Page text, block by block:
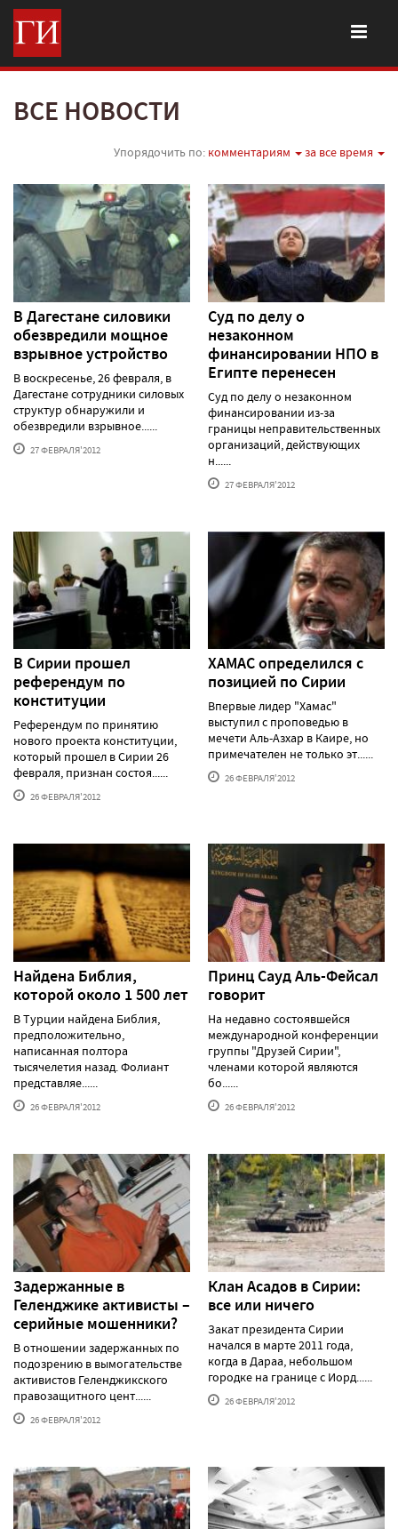
ВСЕ НОВОСТИ
Упорядочить по: комментариям за все время
В Дагестане силовики
обезвредили мощное
взрывное устройство
В воскресенье, 26 февраля, в
Дагестане сотрудники силовых
структур обнаружили и
обезвредили взрывное......
27 ФЕВРАЛЯ'2012
Суд по делу о
незаконном
финансировании НПО в
Египте перенесен
Суд по делу о незаконном
финансировании из-за
границы неправительственных
организаций, действующих
н......
27 ФЕВРАЛЯ'2012
В Сирии прошел
референдум по
конституции
Референдум по принятию
нового проекта конституции,
который прошел в Сирии 26
февраля, признан состоя......
26 ФЕВРАЛЯ'2012
ХАМАС определился с
позицией по Сирии
Впервые лидер "Хамас"
выступил с проповедью в
мечети Аль-Азхар в Каире, но
примечателен не только эт......
26 ФЕВРАЛЯ'2012
Найдена Библия,
которой около 1 500 лет
В Турции найдена Библия,
предположительно,
написанная полтора
тысячелетия назад. Фолиант
представляе......
26 ФЕВРАЛЯ'2012
Принц Сауд Аль-Фейсал
говорит
На недавно состоявшейся
международной конференции
группы "Друзей Сирии",
членами которой являются
бо......
26 ФЕВРАЛЯ'2012
Задержанные в
Геленджике активисты –
серийные мошенники?
В отношении задержанных по
подозрению в вымогательстве
активистов Геленджикского
правозащитного цент......
26 ФЕВРАЛЯ'2012
Клан Асадов в Сирии:
все или ничего
Закат президента Сирии
начался в марте 2011 года,
когда в Дараа, небольшом
городке на границе с Иорд......
26 ФЕВРАЛЯ'2012